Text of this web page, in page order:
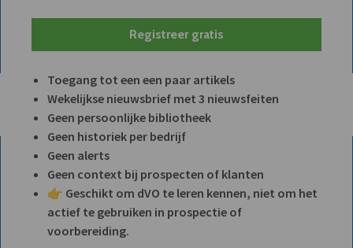
Registreer gratis
Toegang tot een een paar artikels
Wekelijkse nieuwsbrief met 3 nieuwsfeiten
Geen persoonlijke bibliotheek
Geen historiek per bedrijf
Geen alerts
Geen context bij prospecten of klanten
👉 Geschikt om dVO te leren kennen, niet om het
actief te gebruiken in prospectie of
voorbereiding.